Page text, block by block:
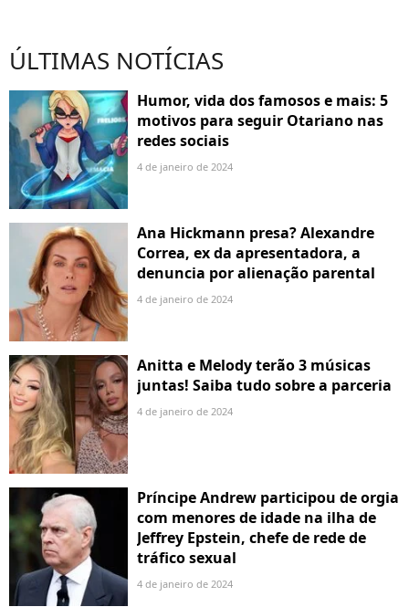
ÚLTIMAS NOTÍCIAS
Humor, vida dos famosos e mais: 5
motivos para seguir Otariano nas
redes sociais
4 de janeiro de 2024
Ana Hickmann presa? Alexandre
Correa, ex da apresentadora, a
denuncia por alienação parental
4 de janeiro de 2024
Anitta e Melody terão 3 músicas
juntas! Saiba tudo sobre a parceria
4 de janeiro de 2024
Príncipe Andrew participou de orgia
com menores de idade na ilha de
Jeffrey Epstein, chefe de rede de
tráfico sexual
4 de janeiro de 2024